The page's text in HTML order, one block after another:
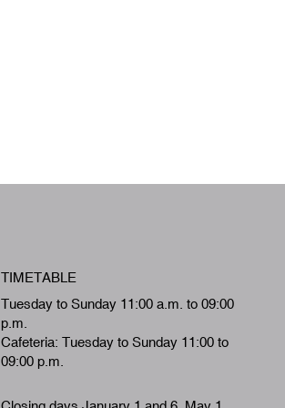
TIMETABLE
Tuesday to Sunday 11:00 a.m. to 09:00
p.m.
Cafeteria: Tuesday to Sunday 11:00 to
09:00 p.m.